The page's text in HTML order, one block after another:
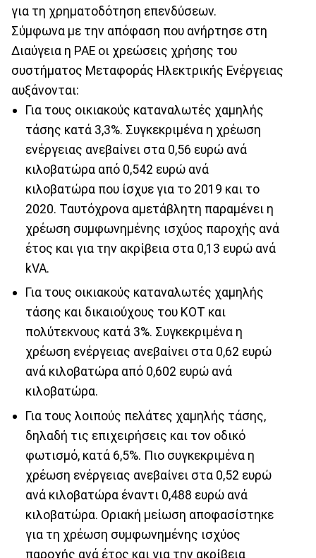
για τη χρηματοδότηση επενδύσεων.
Σύμφωνα με την απόφαση που ανήρτησε στη
Διαύγεια η ΡΑΕ οι χρεώσεις χρήσης του
συστήματος Μεταφοράς Ηλεκτρικής Ενέργειας
αυξάνονται:
Για τους οικιακούς καταναλωτές χαμηλής
τάσης κατά 3,3%. Συγκεκριμένα η χρέωση
ενέργειας ανεβαίνει στα 0,56 ευρώ ανά
κιλοβατώρα από 0,542 ευρώ ανά
κιλοβατώρα που ίσχυε για το 2019 και το
2020. Ταυτόχρονα αμετάβλητη παραμένει η
χρέωση συμφωνημένης ισχύος παροχής ανά
έτος και για την ακρίβεια στα 0,13 ευρώ ανά
kVA.
Για τους οικιακούς καταναλωτές χαμηλής
τάσης και δικαιούχους του ΚΟΤ και
πολύτεκνους κατά 3%. Συγκεκριμένα η
χρέωση ενέργειας ανεβαίνει στα 0,62 ευρώ
ανά κιλοβατώρα από 0,602 ευρώ ανά
κιλοβατώρα.
Για τους λοιπούς πελάτες χαμηλής τάσης,
δηλαδή τις επιχειρήσεις και τον οδικό
φωτισμό, κατά 6,5%. Πιο συγκεκριμένα η
χρέωση ενέργειας ανεβαίνει στα 0,52 ευρώ
ανά κιλοβατώρα έναντι 0,488 ευρώ ανά
κιλοβατώρα. Οριακή μείωση αποφασίστηκε
για τη χρέωση συμφωνημένης ισχύος
παροχής ανά έτος και για την ακρίβεια